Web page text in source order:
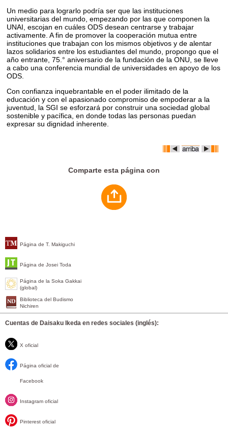
Página de T. Makiguchi
Página de Josei Toda
Página de la Soka Gakkai
(global)
Biblioteca del Budismo
Nichiren
Cuentas de Daisaku Ikeda en redes sociales (inglés):
X oficial
Página oficial de
Facebook
Instagram oficial
Pinterest oficial
Un medio para lograrlo podría ser que las instituciones
universitarias del mundo, empezando por las que componen la
UNAI, escojan en cuáles ODS desean centrarse y trabajar
activamente. A fin de promover la cooperación mutua entre
instituciones que trabajan con los mismos objetivos y de alentar
lazos solidarios entre los estudiantes del mundo, propongo que el
año entrante, 75.° aniversario de la fundación de la ONU, se lleve
a cabo una conferencia mundial de universidades en apoyo de los
ODS.
Con confianza inquebrantable en el poder ilimitado de la
educación y con el apasionado compromiso de empoderar a la
juventud, la SGI se esforzará por construir una sociedad global
sostenible y pacífica, en donde todas las personas puedan
expresar su dignidad inherente.
Comparte esta página con